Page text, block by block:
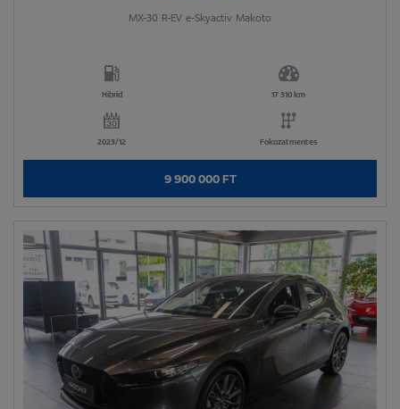
MX-30 R-EV e-Skyactiv Makoto
Hibrid 17 310 km
2023/12 Fokozatmentes
9 900 000 FT